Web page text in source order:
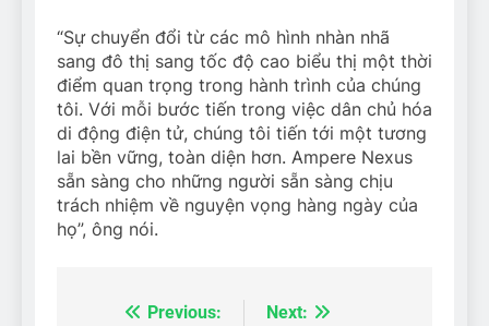
“Sự chuyển đổi từ các mô hình nhàn nhã
sang đô thị sang tốc độ cao biểu thị một thời
điểm quan trọng trong hành trình của chúng
tôi. Với mỗi bước tiến trong việc dân chủ hóa
di động điện tử, chúng tôi tiến tới một tương
lai bền vững, toàn diện hơn. Ampere Nexus
sẵn sàng cho những người sẵn sàng chịu
trách nhiệm về nguyện vọng hàng ngày của
họ”, ông nói.
Điều Previous: Next: